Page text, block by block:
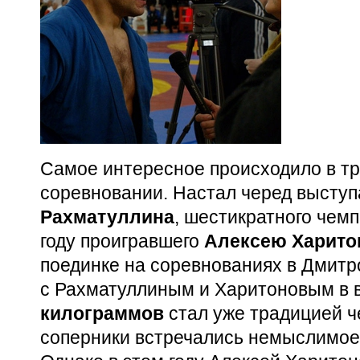
Самое интересное происходило в
соревновании. Настал черед
Рахматуллина, шестикратного
году проигравшего Алексею
поединке на соревнованиях в
с Рахматуллиным и Харитоновым в
килограммов стал уже традицией
соперники встречались